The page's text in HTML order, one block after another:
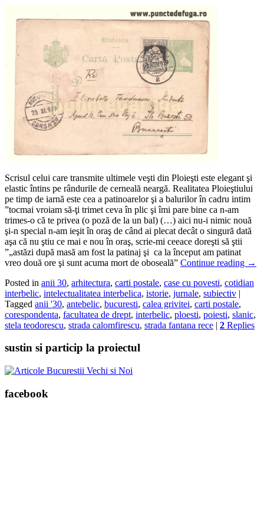
Scrisul celui care transmite ultimele veşti din Ploieşti este elegant şi
elastic întins pe rândurile de cerneală neargă. Realitatea Ploieştiului
pe timp de iarnă este cea a patinoarelor şi a balurilor în cadru intim
”tocmai vroiam să-ţi trimet ceva în plic şi îmi pare bine ca n-am
trimes-o că te privea (o poză de la un bal) (…) aici nu-i nimic nouă
şi-n special n-am ieşit în oraş de când ai plecat decât o singură dată
aşa că nu ştiu ce mai e nou în oraş, scrie-mi ceeace doreşti să ştii
”„astăzi după masă am fost la patinaj şi ca la început am patinat
vreo două ore şi sunt acuma mort de oboseală” Continue reading →
Posted in anii 30, arhitectura, carti postale, case cu povesti, cotidian
interbelic, intelectualitatea interbelica, istorie, jurnale, subiectiv |
Tagged anii '30, antebelic, bucuresti, calea grivitei, carti postale,
corespondenta, facultatea de drept, interbelic, ploesti, poiesti, slanic,
stela teodorescu, strada calomfirescu, strada fantana rece | 2 Replies
sustin si particip la proiectul
facebook